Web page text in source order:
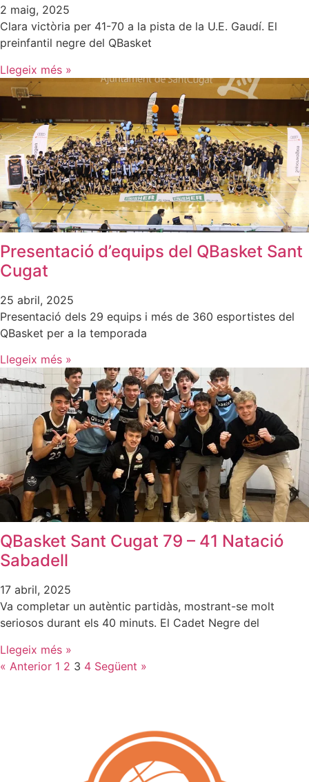
2 maig, 2025
Clara victòria per 41-70 a la pista de la U.E. Gaudí. El
preinfantil negre del QBasket
Llegeix més »
Presentació d’equips del QBasket Sant
Cugat
25 abril, 2025
Presentació dels 29 equips i més de 360 esportistes del
QBasket per a la temporada
Llegeix més »
QBasket Sant Cugat 79 – 41 Natació
Sabadell
17 abril, 2025
Va completar un autèntic partidàs, mostrant-se molt
seriosos durant els 40 minuts. El Cadet Negre del
Llegeix més »
« Anterior 1 2 3 4 Següent »